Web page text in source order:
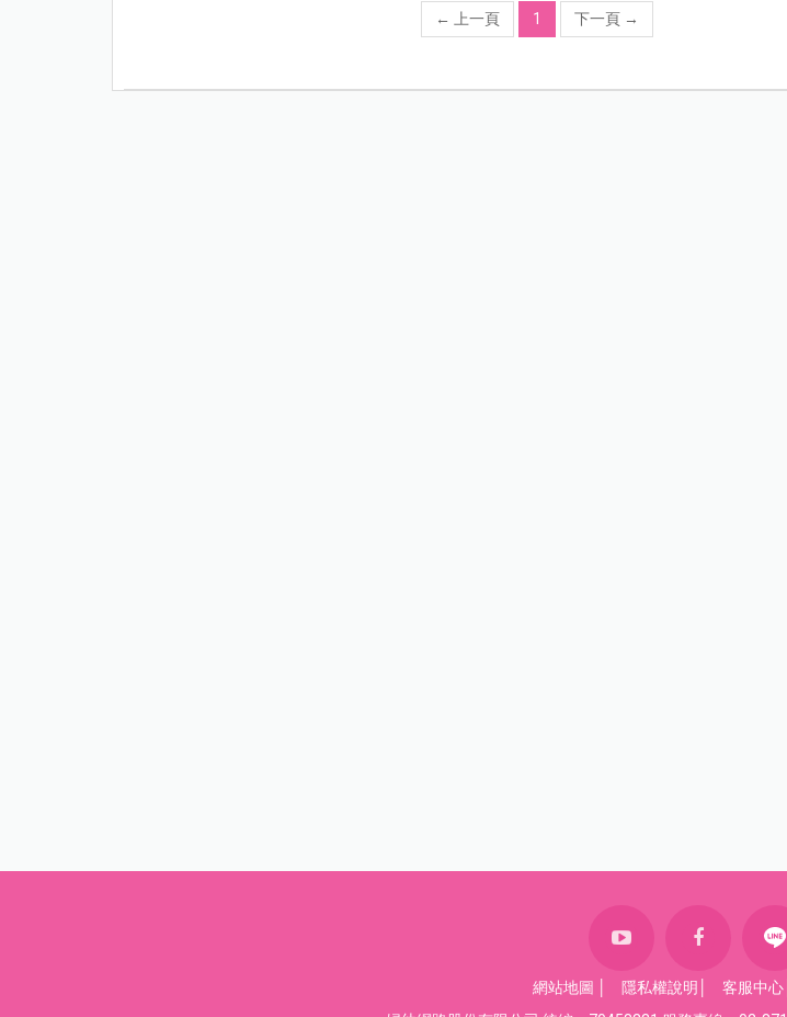
← 上一頁 1 下一頁 →
網站地圖 隱私權說明 客服中心